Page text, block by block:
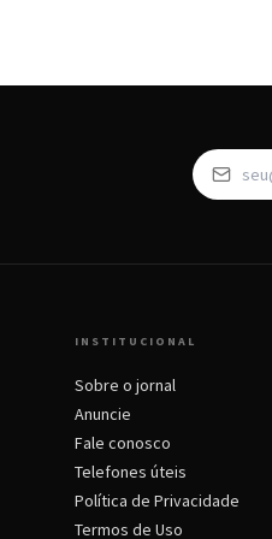
INSTITUCIONAL
Sobre o jornal
Anuncie
Fale conosco
Telefones úteis
Política de Privacidade
Termos de Uso